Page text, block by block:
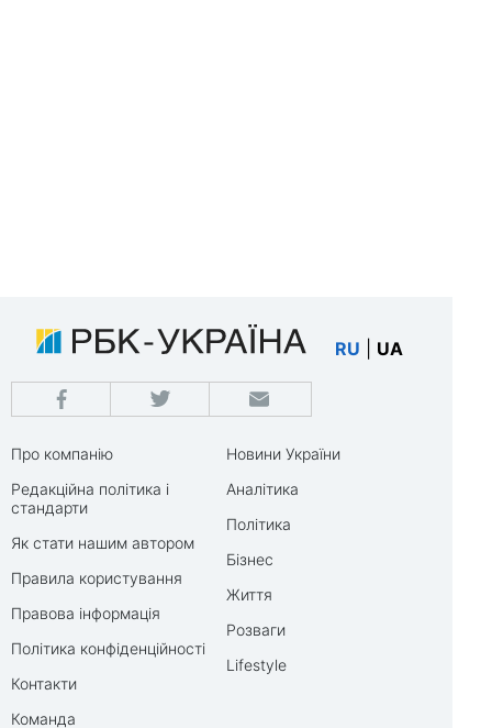
RU UA
Про компанію
Редакційна політика і
стандарти
Як стати нашим автором
Правила користування
Правова інформація
Політика конфіденційності
Контакти
Команда
Новини України
Аналітика
Політика
Бізнес
Життя
Розваги
Lifestyle